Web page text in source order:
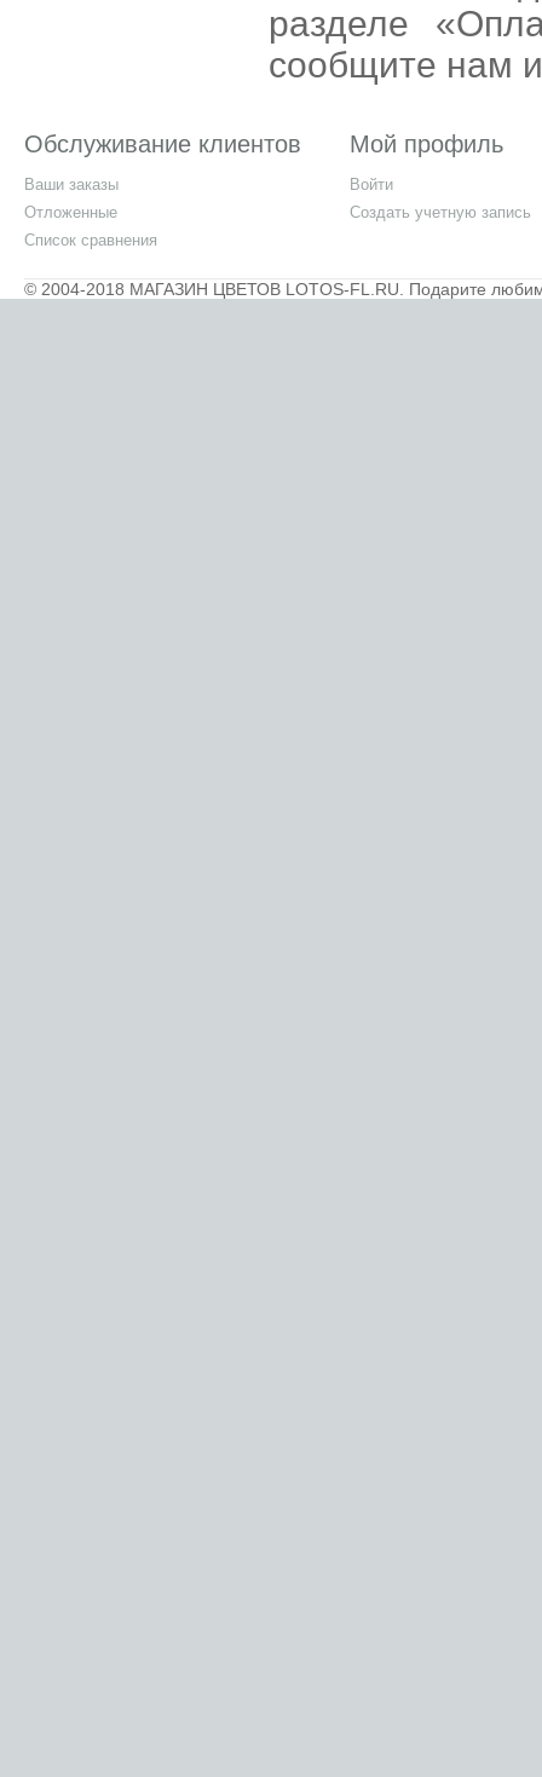
разделе
сообщите нам
Обслуживание клиентов
Ваши заказы
Отложенные
Список сравнения
Мой профиль
Войти
Создать учетную запись
© 2004-2018 МАГАЗИН ЦВЕТОВ LOTOS-FL.RU. Подарите